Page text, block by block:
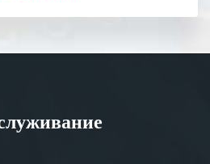
хочется отметить высокую